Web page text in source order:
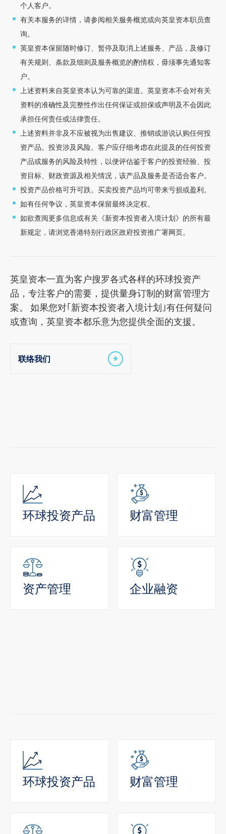
个人客户。
有关本服务的详情，请参阅相关服务概览或向英皇资本职员查
询。
英皇资本保留随时修订、暂停及取消上述服务、产品，及修订
有关规则、条款及细则及服务概览的酌情权，毋须事先通知客
户。
上述资料来自英皇资本认为可靠的渠道。英皇资本不会对有关
资料的准确性及完整性作出任何保证或担保或声明及不会因此
承担任何责任或法律责任。
上述资料并非及不应被视为出售建议、推销或游说认购任何投
资产品。投资涉及风险。客户应仔细考虑在此提及的任何投资
产品或服务的风险及特性，以便评估鉴于客户的投资经验、投
资目标、财政资源及相关情况，该产品及服务是否适合客户。
投资产品价格可升可跌。买卖投资产品均可带来亏损或盈利。
如有任何争议，英皇资本保留最终决定权。
如欲查阅更多信息或有关《新资本投资者入境计划》的所有最
新规定，请浏览香港特别行政区政府投资推广署网页。
英皇资本一直为客户搜罗各式各样的环球投资产
品，专注客户的需要，提供量身订制的财富管理方
案。 如果您对｢新资本投资者入境计划｣有任何疑问
或查询，英皇资本都乐意为您提供全面的支援。
联络我们
环球投资产品 财富管理
资产管理 企业融资
环球投资产品 财富管理